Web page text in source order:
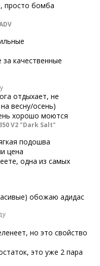
просто бомба
качественные
отдыхает, не
весну/осень)
хорошо моются
V2 "Dark Salt"
подошва
цена
одна из самых
обожаю адидас
но это свойство
это уже 2 пара